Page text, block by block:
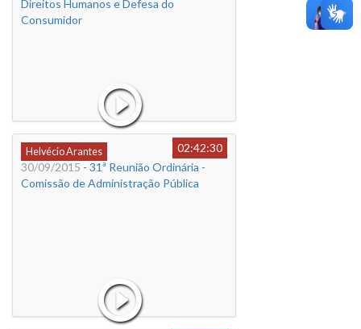
Direitos Humanos e Defesa do
Consumidor
Helvécio Arantes
02:42:30
30/09/2015 - 31ª Reunião Ordinária -
Comissão de Administração Pública